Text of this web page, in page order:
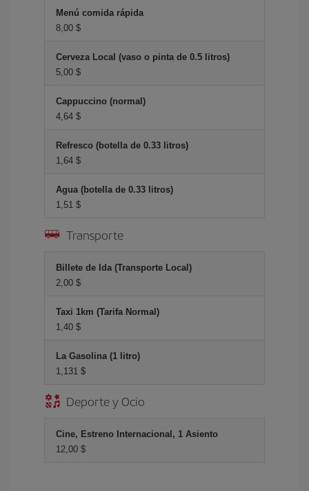
Menú comida rápida
8,00 $
Cerveza Local (vaso o pinta de 0.5 litros)
5,00 $
Cappuccino (normal)
4,64 $
Refresco (botella de 0.33 litros)
1,64 $
Agua (botella de 0.33 litros)
1,51 $
Transporte
Billete de Ida (Transporte Local)
2,00 $
Taxi 1km (Tarifa Normal)
1,40 $
La Gasolina (1 litro)
1,131 $
Deporte y Ocio
Cine, Estreno Internacional, 1 Asiento
12,00 $